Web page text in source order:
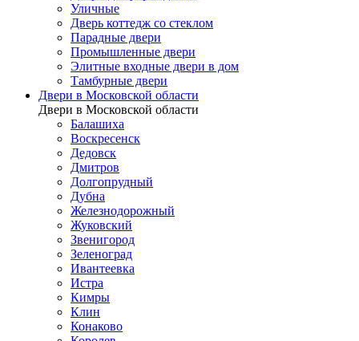
Уличные
Дверь коттедж со стеклом
Парадные двери
Промышленные двери
Элитные входные двери в дом
Тамбурные двери
Двери в Московской области
Двери в Московской области
Балашиха
Воскресенск
Дедовск
Дмитров
Долгопрудный
Дубна
Железнодорожный
Жуковский
Звенигород
Зеленоград
Ивантеевка
Истра
Кимры
Клин
Конаково